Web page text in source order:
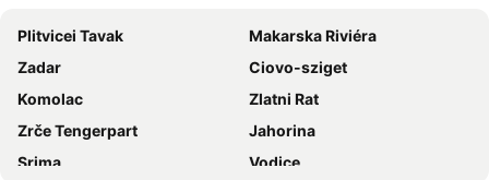
Hotel Salona Palace
Hotel Mondo
Hotel Trogir
Apartments Balote
Hotel Bellevue Trogir
Benjamin Hotel
Aparthotel Astoria
Rooms Bartul Trogir
Heritage Palace Varos
Divota Apartment Hotel
Plitvicei Tavak
Makarska Riviéra
Zadar
Ciovo-sziget
Komolac
Zlatni Rat
Zrče Tengerpart
Jahorina
Srima
Vodice